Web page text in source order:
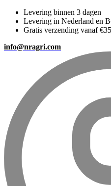
Levering binnen 3 dagen
Levering in Nederland en
Gratis verzending vanaf
info@nragri.com